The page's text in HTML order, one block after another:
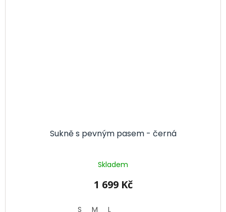
Sukně s pevným pasem - černá
Skladem
1 699 Kč
S M L